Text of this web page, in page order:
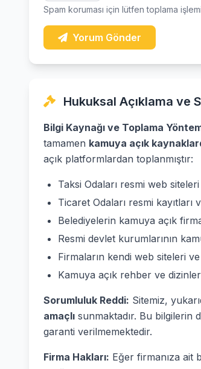
Spam koruması için lütfen toplama
Yorum Gönder
Hukuksal Açıklama ve
Bilgi Kaynağı ve Toplama
tamamen kamuya açık
açık platformlardan toplanmıştır:
Taksi Odaları resmi web siteleri
Ticaret Odaları resmi kayıtları
Belediyelerin kamuya açık
Resmi devlet kurumlarının
Firmaların kendi web siteleri
Kamuya açık rehber ve dizinler
Sorumluluk Reddi: Sitemiz,
amaçlı sunmaktadır. Bu
garanti verilmemektedir.
Firma Hakları: Eğer firmanıza ait